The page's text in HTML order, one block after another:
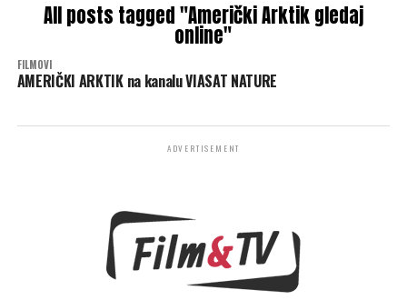
All posts tagged "Američki Arktik gledaj
online"
FILMOVI
AMERIČKI ARKTIK na kanalu VIASAT NATURE
ADVERTISEMENT